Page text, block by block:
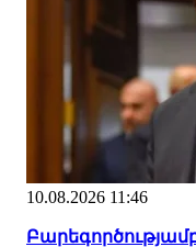
10.08.2026 11:46